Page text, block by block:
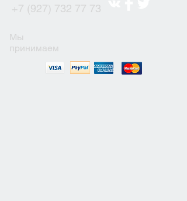
+7 (927) 732 77 73
Мы
принимаем